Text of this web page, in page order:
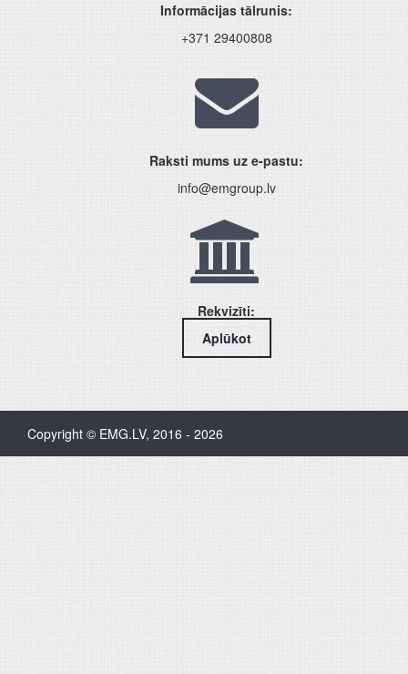
Informācijas tālrunis:
+371 29400808
Raksti mums uz e-pastu:
info@emgroup.lv
Rekvizīti:
Aplūkot
Copyright © EMG.LV, 2016 - 2026